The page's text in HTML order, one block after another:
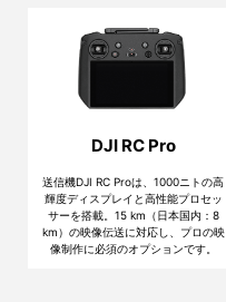
DJI RC Pro
送信機DJI RC Proは、1000ニトの高
輝度ディスプレイと高性能プロセッ
サーを搭載。15 km（日本国内：8
km）の映像伝送に対応し、プロの映
像制作に必須のオプションです。